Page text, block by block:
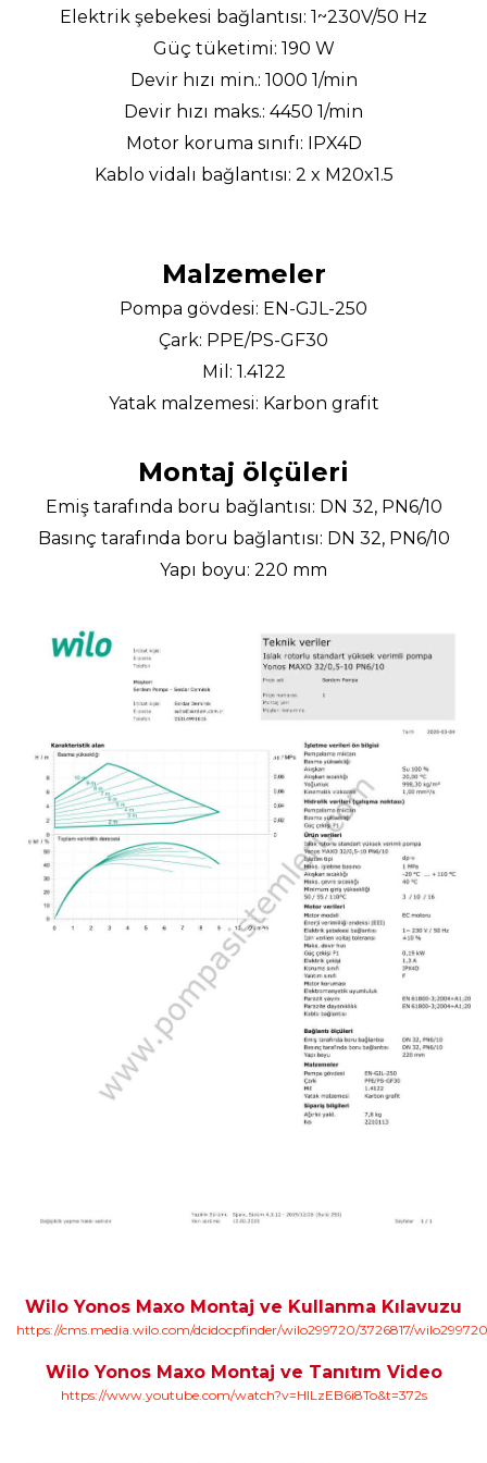
Elektrik şebekesi bağlantısı: 1~230V/50 Hz
Güç tüketimi: 190 W
Devir hızı min.: 1000 1/min
Devir hızı maks.: 4450 1/min
Motor koruma sınıfı: IPX4D
Kablo vidalı bağlantısı: 2 x M20x1.5
Malzemeler
Pompa gövdesi: EN-GJL-250
Çark: PPE/PS-GF30
Mil: 1.4122
Yatak malzemesi: Karbon grafit
Montaj ölçüleri
Emiş tarafında boru bağlantısı: DN 32, PN6/10
Basınç tarafında boru bağlantısı: DN 32, PN6/10
Yapı boyu: 220 mm
Wilo Yonos Maxo Montaj ve Kullanma Kılavuzu
https://cms.media.wilo.com/dcidocpfinder/wilo299720/3726817/
Wilo Yonos Maxo Montaj ve Tanıtım Video
https://www.youtube.com/watch?v=HlLzEB6i8To&t=372s